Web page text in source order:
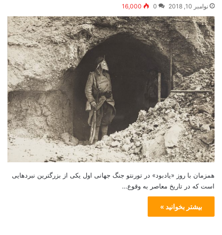
نوامبر 10, 2018 0
16,000
همزمان با روز «یادبود» در تورنتو جنگ جهانی اول یکی از بزرگترین نبردهایی
است که در تاریخ معاصر به وقوع…
بیشتر بخوانید »